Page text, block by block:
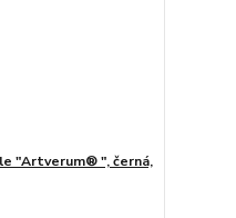
"Artverum® ", černá,